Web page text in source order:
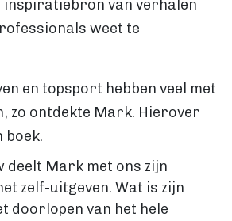
via Boekenbestellen.nl
als e-book
book?
van verhalen
weet te
en topsport hebben veel met
zo ontdekte Mark. Hierover
boek.
deelt Mark met ons zijn
zelf-uitgeven. Wat is zijn
doorlopen van het hele